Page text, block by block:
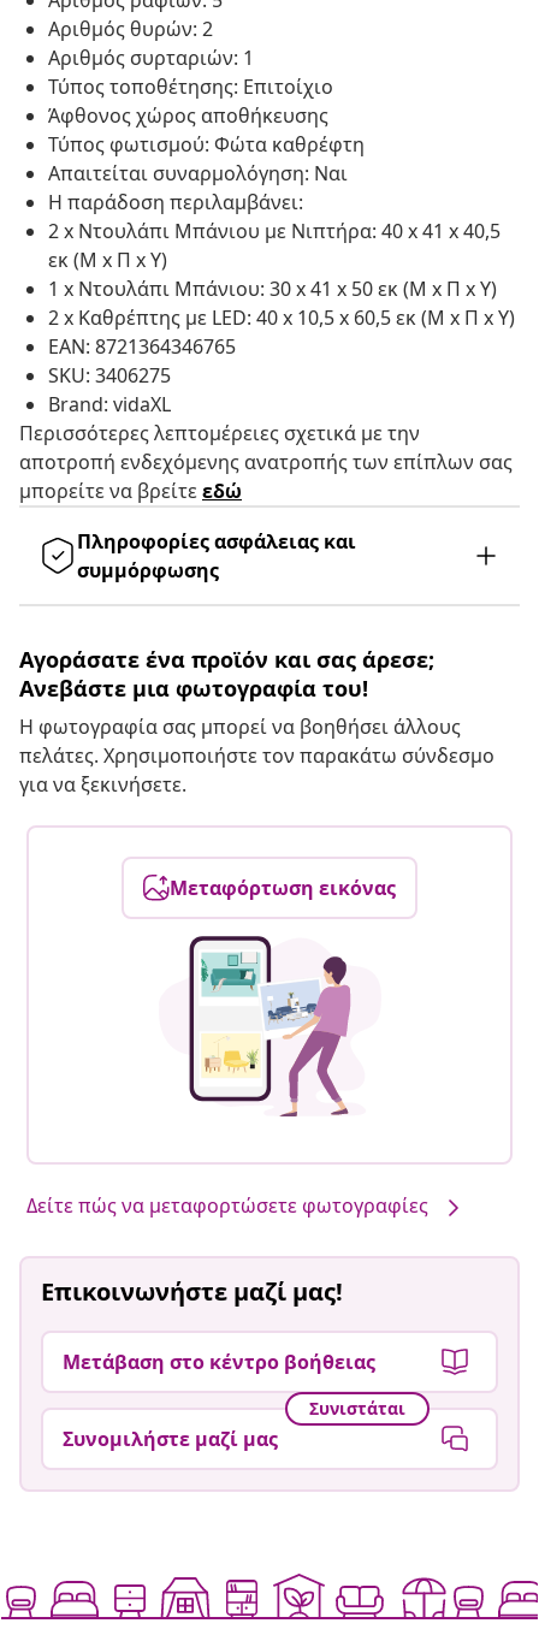
Αριθμός θυρών: 2
Αριθμός συρταριών: 1
Τύπος τοποθέτησης: Επιτοίχιο
Άφθονος χώρος αποθήκευσης
Τύπος φωτισμού: Φώτα καθρέφτη
Απαιτείται συναρμολόγηση: Ναι
Η παράδοση περιλαμβάνει:
2 x Ντουλάπι Μπάνιου με Νιπτήρα: 40 x 41 x 40,5
εκ (Μ x Π x Υ)
1 x Ντουλάπι Μπάνιου: 30 x 41 x 50 εκ (Μ x Π x Υ)
2 x Καθρέπτης με LED: 40 x 10,5 x 60,5 εκ (Μ x Π x Υ)
EAN: 8721364346765
SKU: 3406275
Brand: vidaXL
Περισσότερες λεπτομέρειες σχετικά με την
αποτροπή ενδεχόμενης ανατροπής των επίπλων σας
μπορείτε να βρείτεεδώ
Πληροφορίες ασφάλειας και
συμμόρφωσης
Αγοράσατε ένα προϊόν και σας άρεσε;
Ανεβάστε μια φωτογραφία του!
Η φωτογραφία σας μπορεί να βοηθήσει άλλους
πελάτες. Χρησιμοποιήστε τον παρακάτω σύνδεσμο
για να ξεκινήσετε.
Μεταφόρτωση εικόνας
Δείτε πώς να μεταφορτώσετε φωτογραφίες
Επικοινωνήστε μαζί μας!
Μετάβαση στο κέντρο βοήθειας
Συνιστάται
Συνομιλήστε μαζί μας